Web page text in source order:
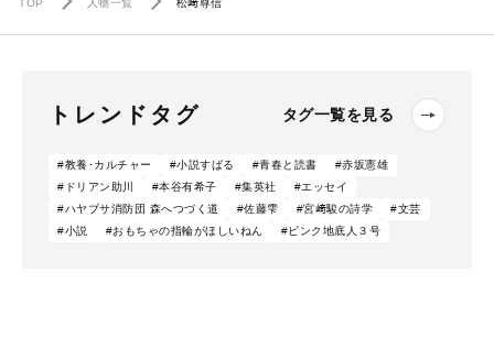
TOP 人物一覧 松﨑尊信
トレンドタグ タグ一覧を見る
#教養･カルチャー #小説すばる #青春と読書
#赤坂憲雄
#ドリアン助川
#本谷有希子 #集英社
#エッセイ
#ハヤブサ消防団 森へつづく道
#佐藤雫 #宮﨑駿の詩学
#文芸
#小説
#おもちゃの指輪がほしいねん #ピンク地底人３号